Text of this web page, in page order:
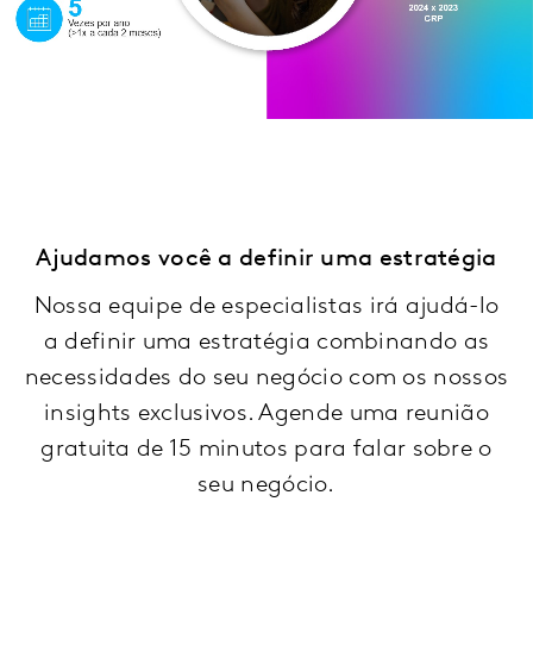
Ajudamos você a definir uma estratégia
Nossa equipe de especialistas irá ajudá-lo
a definir uma estratégia combinando as
necessidades do seu negócio com os nossos
insights exclusivos. Agende uma reunião
gratuita de 15 minutos para falar sobre o
seu negócio.